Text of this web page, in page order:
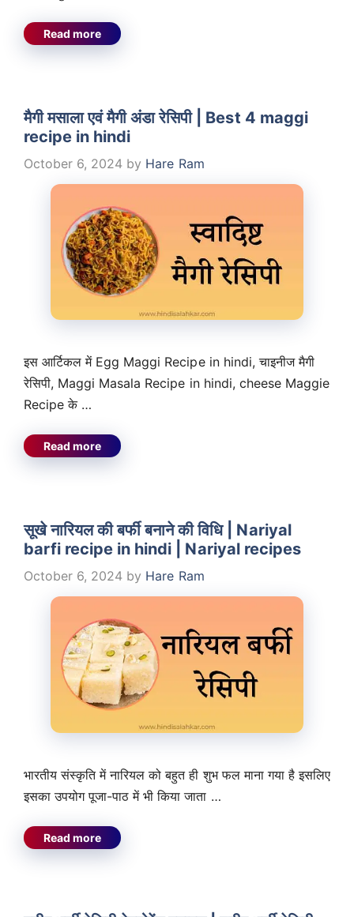
Read more
मैगी मसाला एवं मैगी अंडा रेसिपी | Best 4 maggi
recipe in hindi
October 6, 2024 by Hare Ram
इस आर्टिकल में Egg Maggi Recipe in hindi, चाइनीज मैगी
रेसिपी, Maggi Masala Recipe in hindi, cheese Maggie
Recipe के …
Read more
सूखे नारियल की बर्फी बनाने की विधि | Nariyal
barfi recipe in hindi | Nariyal recipes
October 6, 2024 by Hare Ram
भारतीय संस्कृति में नारियल को बहुत ही शुभ फल माना गया है इसलिए
इसका उपयोग पूजा-पाठ में भी किया जाता …
Read more